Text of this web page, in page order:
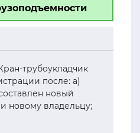
трубоукладчик
после: а)
новый
новому владельцу;